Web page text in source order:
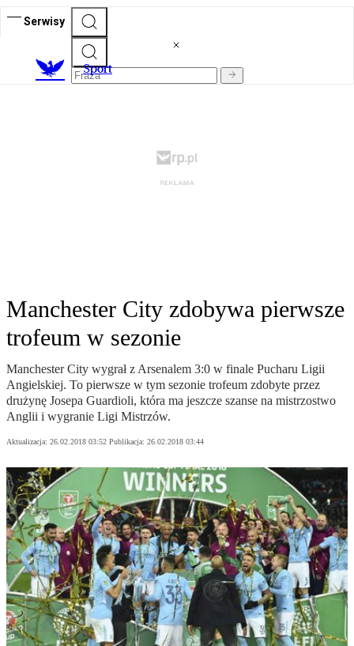
Serwisy
Sport
Manchester City zdobywa pierwsze
trofeum w sezonie
Manchester City wygrał z Arsenalem 3:0 w finale Pucharu Ligii
Angielskiej. To pierwsze w tym sezonie trofeum zdobyte przez
drużynę Josepa Guardioli, która ma jeszcze szanse na mistrzostwo
Anglii i wygranie Ligi Mistrzów.
Aktualizacja: 26.02.2018 03:52 Publikacja: 26.02.2018 03:44